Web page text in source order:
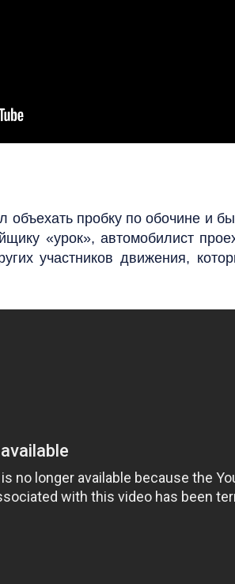
объехать пробку по обочине и
«урок», автомобилист
участников движения,